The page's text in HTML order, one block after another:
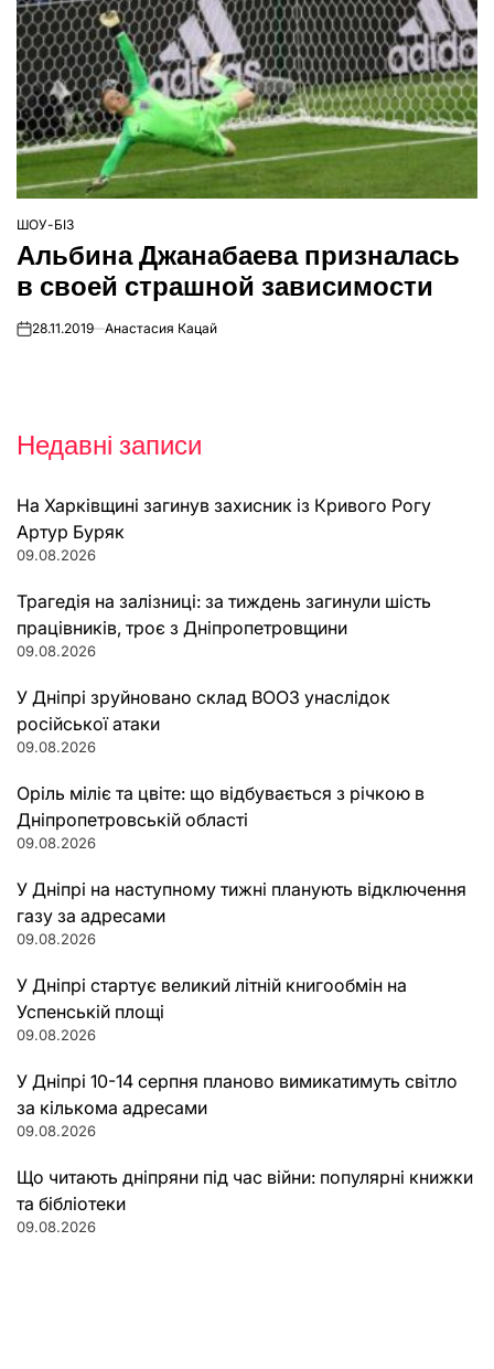
ОПУБЛІКУВАТИ
У
ШОУ-БІЗ
Альбина Джанабаева призналась
в своей страшной зависимости
on28.11.2019 Анастасия Кацай
Недавні записи
На Харківщині загинув захисник із Кривого Рогу
Артур Буряк
09.08.2026
Трагедія на залізниці: за тиждень загинули шість
працівників, троє з Дніпропетровщини
09.08.2026
У Дніпрі зруйновано склад ВООЗ унаслідок
російської атаки
09.08.2026
Оріль міліє та цвіте: що відбувається з річкою в
Дніпропетровській області
09.08.2026
У Дніпрі на наступному тижні планують відключення
газу за адресами
09.08.2026
У Дніпрі стартує великий літній книгообмін на
Успенській площі
09.08.2026
У Дніпрі 10-14 серпня планово вимикатимуть світло
за кількома адресами
09.08.2026
Що читають дніпряни під час війни: популярні книжки
та бібліотеки
09.08.2026